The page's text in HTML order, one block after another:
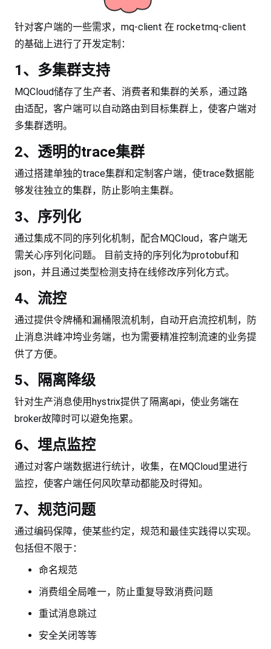
针对客户端的一些需求，mq-client 在 rocketmq-client
的基础上进行了开发定制：
1、多集群支持
MQCloud储存了生产者、消费者和集群的关系，通过路
由适配，客户端可以自动路由到目标集群上，使客户端对
多集群透明。
2、透明的trace集群
通过搭建单独的trace集群和定制客户端，使trace数据能
够发往独立的集群，防止影响主集群。
3、序列化
通过集成不同的序列化机制，配合MQCloud，客户端无
需关心序列化问题。 目前支持的序列化为protobuf和
json，并且通过类型检测支持在线修改序列化方式。
4、流控
通过提供令牌桶和漏桶限流机制，自动开启流控机制，防
止消息洪峰冲垮业务端，也为需要精准控制流速的业务提
供了方便。
5、隔离降级
针对生产消息使用hystrix提供了隔离api，使业务端在
broker故障时可以避免拖累。
6、埋点监控
通过对客户端数据进行统计，收集，在MQCloud里进行
监控，使客户端任何风吹草动都能及时得知。
7、规范问题
通过编码保障，使某些约定，规范和最佳实践得以实现。
包括但不限于：
命名规范
消费组全局唯一，防止重复导致消费问题
重试消息跳过
安全关闭等等